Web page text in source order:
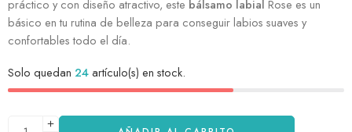
práctico y con diseño atractivo, este bálsamo labial Rose es un
básico en tu rutina de belleza para conseguir labios suaves y
confortables todo el día.
Solo quedan 24artículo(s) en stock.